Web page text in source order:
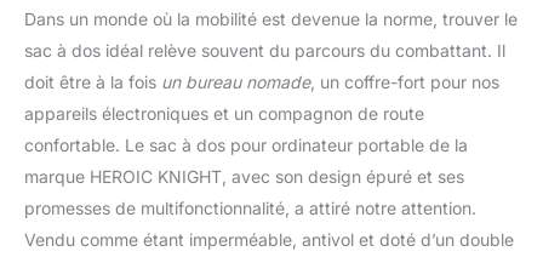
Dans un monde où la mobilité est devenue la norme, trouver le
sac à dos idéal relève souvent du parcours du combattant. Il
doit être à la fois un bureau nomade, un coffre-fort pour nos
appareils électroniques et un compagnon de route
confortable. Le sac à dos pour ordinateur portable de la
marque HEROIC KNIGHT, avec son design épuré et ses
promesses de multifonctionnalité, a attiré notre attention.
Vendu comme étant imperméable, antivol et doté d’un double